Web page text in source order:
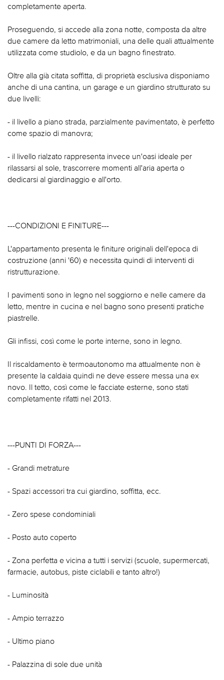
completamente aperta.
Proseguendo, si accede alla zona notte, composta da altre
due camere da letto matrimoniali, una delle quali attualmente
utilizzata come studiolo, e da un bagno finestrato.
Oltre alla già citata soffitta, di proprietà esclusiva disponiamo
anche di una cantina, un garage e un giardino strutturato su
due livelli:
- il livello a piano strada, parzialmente pavimentato, è perfetto
come spazio di manovra;
- il livello rialzato rappresenta invece un'oasi ideale per
rilassarsi al sole, trascorrere momenti all'aria aperta o
dedicarsi al giardinaggio e all'orto.
---CONDIZIONI E FINITURE---
L'appartamento presenta le finiture originali dell'epoca di
costruzione (anni '60) e necessita quindi di interventi di
ristrutturazione.
I pavimenti sono in legno nel soggiorno e nelle camere da
letto, mentre in cucina e nel bagno sono presenti pratiche
piastrelle.
Gli infissi, così come le porte interne, sono in legno.
Il riscaldamento è termoautonomo ma attualmente non è
presente la caldaia quindi ne deve essere messa una ex
novo. Il tetto, così come le facciate esterne, sono stati
completamente rifatti nel 2013.
---PUNTI DI FORZA---
- Grandi metrature
- Spazi accessori tra cui giardino, soffitta, ecc.
- Zero spese condominiali
- Posto auto coperto
- Zona perfetta e vicina a tutti i servizi (scuole, supermercati,
farmacie, autobus, piste ciclabili e tanto altro!)
- Luminosità
- Ampio terrazzo
- Ultimo piano
- Palazzina di sole due unità